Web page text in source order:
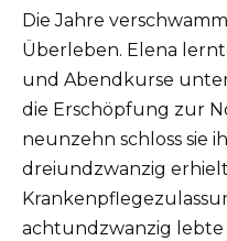
Die Jahre
Überleben. Elena
und Abendkurse
die Erschöpfung zur
neunzehn schloss sie
dreiundzwanzig
achtundzwanzig lebte